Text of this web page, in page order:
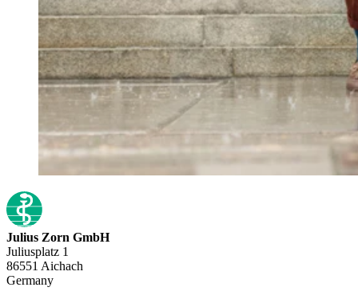
Julius Zorn GmbH
Juliusplatz 1
86551 Aichach
Germany